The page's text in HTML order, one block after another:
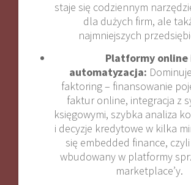
staje się codziennym
dla dużych firm, ale
najmniejszych
Platformy online
automatyzacja:
faktoring – finansowanie
faktur online, integracja z
księgowymi, szybka analiza
i decyzje kredytowe w kilka
się embedded finance,
wbudowany w platformy
marketplace’y.